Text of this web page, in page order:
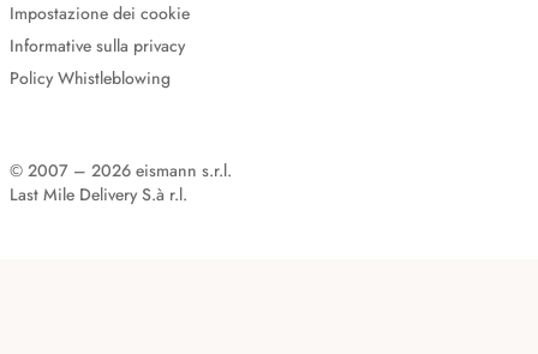
Impostazione dei cookie
Informative sulla privacy
Policy Whistleblowing
© 2007 – 2026 eismann s.r.l.
Last Mile Delivery S.à r.l.